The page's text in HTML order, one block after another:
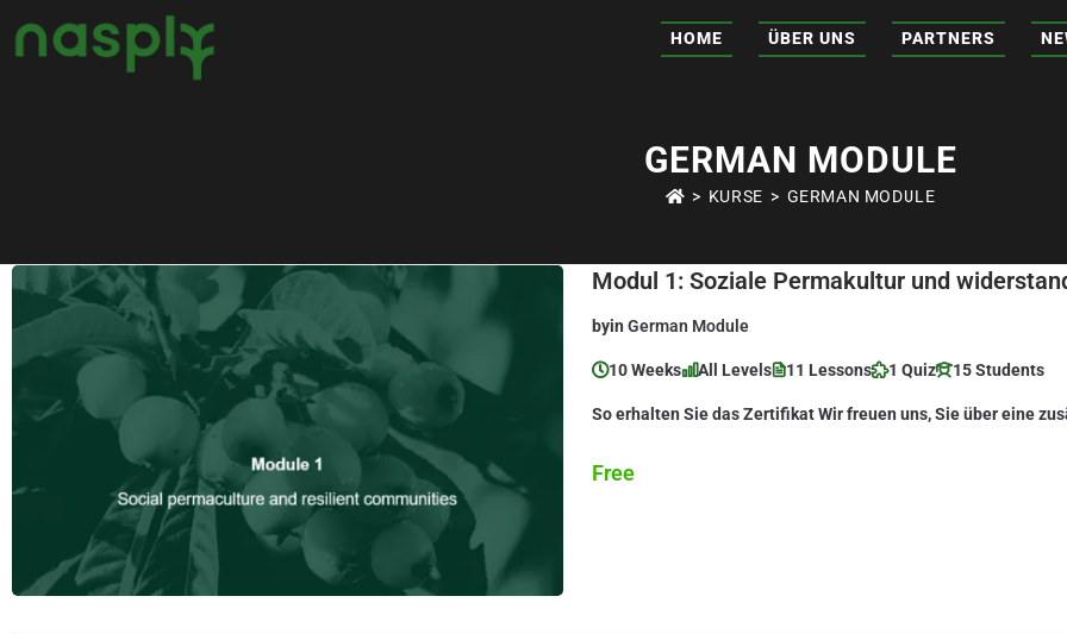
HOME ÜBER UNS PARTNERS
GERMAN MODULE
> KURSE > GERMAN MODULE
Modul 1: Soziale Permakultur und
byin German Module
10 Weeks All Levels 11 Lessons 1 Quiz 15 Students
So erhalten Sie das Zertifikat Wir freuen uns, Sie über eine
Free